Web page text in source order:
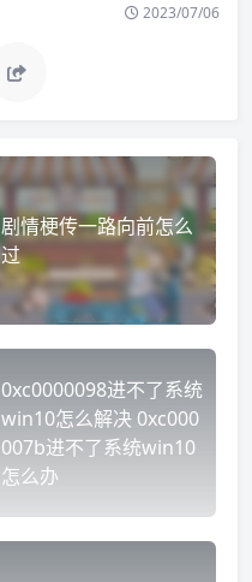
2023/07/06
剧情梗传一路向前怎么
过
0xc0000098进不了系统
win10怎么解决 0xc000
007b进不了系统win10
怎么办